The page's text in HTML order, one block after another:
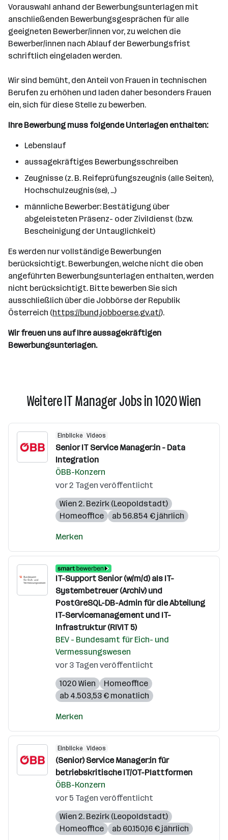
Vorauswahl anhand der Bewerbungsunterlagen mit
anschließenden Bewerbungsgesprächen für alle
geeigneten Bewerber/innen vor, zu welchen die
Bewerber/innen nach Ablauf der Bewerbungsfrist
schriftlich eingeladen werden.
Wir sind bemüht, den Anteil von Frauen in technischen
Berufen zu erhöhen und laden daher besonders Frauen
ein, sich für diese Stelle zu bewerben.
Ihre Bewerbung muss folgende Unterlagen enthalten:
Lebenslauf
aussagekräftiges Bewerbungsschreiben
Zeugnisse (z. B. Reifeprüfungszeugnis (alle Seiten),
Hochschulzeugnis(se), …)
männliche Bewerber: Bestätigung über
abgeleisteten Präsenz- oder Zivildienst (bzw.
Bescheinigung der Untauglichkeit)
Es werden nur vollständige Bewerbungen
berücksichtigt. Bewerbungen, welche nicht die oben
angeführten Bewerbungsunterlagen enthalten, werden
nicht berücksichtigt. Bitte bewerben Sie sich
ausschließlich über die Jobbörse der Republik
Österreich (https://bund.jobboerse.gv.at/).
Wir freuen uns auf Ihre aussagekräftigen
Bewerbungsunterlagen.
Weitere IT Manager Jobs in 1020 Wien
Einblicke Videos
Senior IT Service Manager:in - Data
Integration
ÖBB-Konzern
vor 2 Tagen veröffentlicht
Wien 2. Bezirk (Leopoldstadt)
Homeoffice
ab 56.854 € jährlich
Merken
IT-Support Senior (w/m/d) als IT-
Systembetreuer (Archiv) und
PostGreSQL-DB-Admin für die Abteilung
IT-Servicemanagement und IT-
Infrastruktur (RIVIT 5)
BEV - Bundesamt für Eich- und
Vermessungswesen
vor 3 Tagen veröffentlicht
1020 Wien
Homeoffice
ab 4.503,53 € monatlich
Merken
Einblicke Videos
(Senior) Service Manager:in für
betriebskritische IT/OT-Plattformen
ÖBB-Konzern
vor 5 Tagen veröffentlicht
Wien 2. Bezirk (Leopoldstadt)
Homeoffice
ab 60.150,16 € jährlich